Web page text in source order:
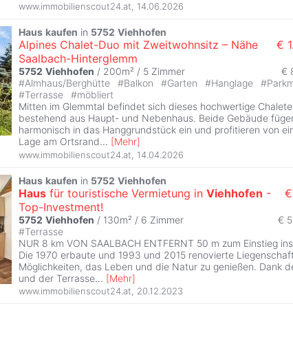
www.immobilienscout24.at, 14.06.2026
Haus kaufen in 5752 Viehhofen
Alpines Chalet-Duo mit Zweitwohnsitz – Nähe
Saalbach-Hinterglemm
€
5752 Viehhofen / 200m² / 5 Zimmer
€
#Almhaus/Berghütte #Balkon #Garten #Hanglage #
#Terrasse #möbliert
Mitten im Glemmtal befindet sich dieses hochwertige
bestehend aus Haupt- und Nebenhaus. Beide Gebäude
harmonisch in das Hanggrundstück ein und profitieren von
Lage am Ortsrand... [Mehr]
www.immobilienscout24.at 14.04.2026
Haus kaufen in 5752 Viehhofen
Haus für touristische Vermietung in Viehhofen -
Top-Investment!
5752 Viehhofen / 130m² / 6 Zimmer
€
#Terrasse
NUR 8 km VON SAALBACH ENTFERNT 50 m zum Einstieg
Die 1970 erbaute und 1993 und 2015 renovierte
Möglichkeiten, das Leben und die Natur zu genießen. Dank
und der Terrasse... [Mehr]
www.immobilienscout24.at, 20.12.2023